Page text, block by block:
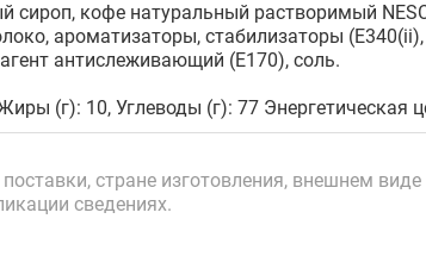
сироп, кофе натуральный растворимый
ароматизаторы, стабилизаторы
антислеживающий (Е170), соль.
(г): 10, Углеводы (г): 77 Энергетическая
стране изготовления, внешнем
сведениях.